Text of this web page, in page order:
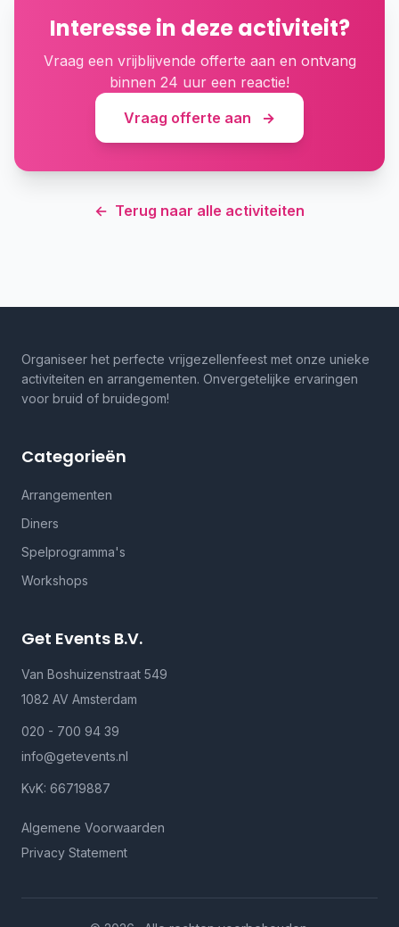
Interesse in deze activiteit?
Vraag een vrijblijvende offerte aan en ontvang
binnen 24 uur een reactie!
Vraag offerte aan
→
← Terug naar alle activiteiten
Organiseer het perfecte vrijgezellenfeest met onze unieke
activiteiten en arrangementen. Onvergetelijke ervaringen
voor bruid of bruidegom!
Categorieën
Arrangementen
Diners
Spelprogramma's
Workshops
Get Events B.V.
Van Boshuizenstraat 549
1082 AV Amsterdam
020 - 700 94 39
info@getevents.nl
KvK: 66719887
Algemene Voorwaarden
Privacy Statement